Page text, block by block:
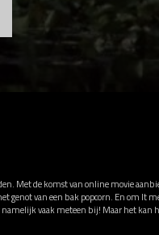
Met de komst van online movie
genot van een bak popcorn. En om It
vaak meteen bij! Maar het kan